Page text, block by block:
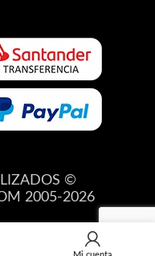
©
2005-2026